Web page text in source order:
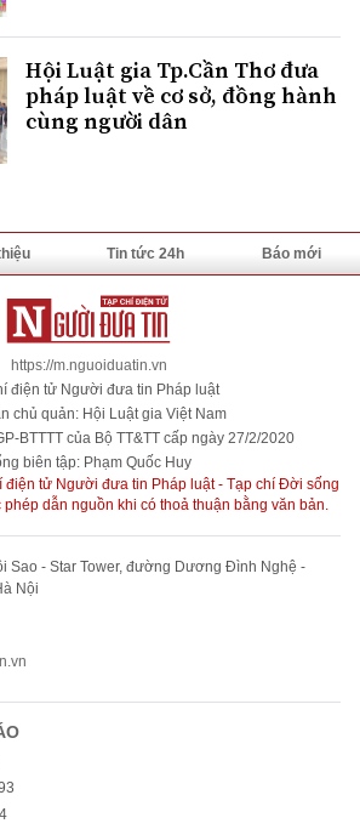
Hội Luật gia Tp.Cần Thơ đưa
pháp luật về cơ sở, đồng hành
cùng người dân
Tin tức 24h Báo mới
https://m.nguoiduatin.vn
điện tử Người đưa tin Pháp luật
chủ quản: Hội Luật gia Việt Nam
BTTTT của Bộ TT&TT cấp ngày 27/2/2020
biên tập: Phạm Quốc Huy
điện tử Người đưa tin Pháp luật - Tạp chí Đời sống
dẫn nguồn khi có thoả thuận bằng văn bản.
Sao - Star Tower, đường Dương Đình Nghệ -
Nội